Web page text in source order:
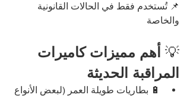
📌 تُستخدم فقط في الحالات القانونية
والخاصة
💡 أهم مميزات كاميرات
المراقبة الحديثة
🔋 بطاريات طويلة العمر (لبعض الأنواع